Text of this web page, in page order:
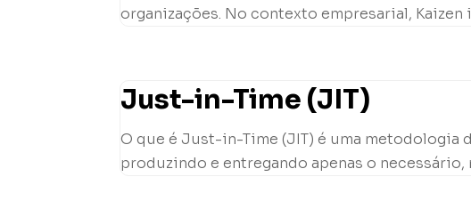
organizações. No contexto empresarial, Kaizen
Just-in-Time (JIT)
O que é Just-in-Time (JIT) é uma metodologia
produzindo e entregando apenas o necessário,